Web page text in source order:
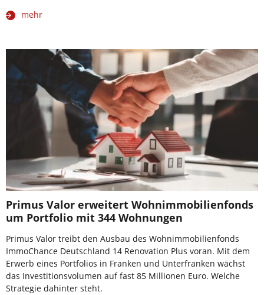
mehr
Primus Valor erweitert Wohnimmobilienfonds
um Portfolio mit 344 Wohnungen
Primus Valor treibt den Ausbau des Wohnimmobilienfonds
ImmoChance Deutschland 14 Renovation Plus voran. Mit dem
Erwerb eines Portfolios in Franken und Unterfranken wächst
das Investitionsvolumen auf fast 85 Millionen Euro. Welche
Strategie dahinter steht.